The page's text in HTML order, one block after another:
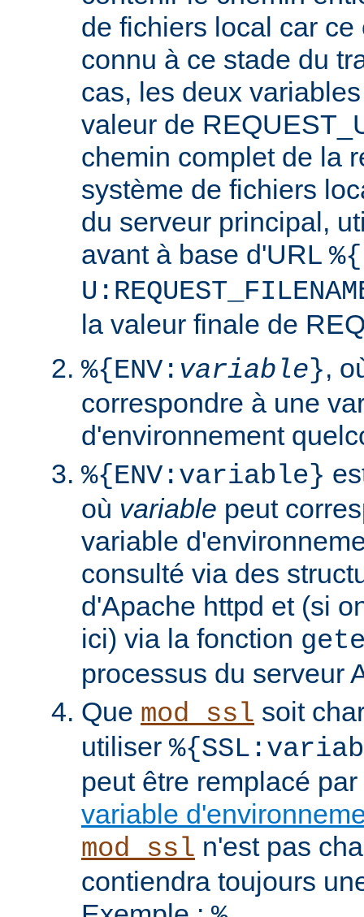
de fichiers local car
connu à ce stade du
cas, les deux
valeur de
chemin complet de la
système de fichiers
du serveur principal,
avant à base d'URL
la valeur finale de
%{ENV: variable},
correspondre à une
d'environnement
%{ENV:variable}
où variable peut
variable
consulté via des
d'Apache httpd et (si
ici) via la fonction
processus du serveur
Que mod_ssl soit
utiliser
peut être remplacé
variable
mod_ssl n'est pas
contiendra toujours